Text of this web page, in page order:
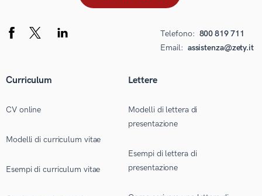
Telefono: 800 819 711
Email: assistenza@zety.it
Curriculum
CV online
Modelli di curriculum vitae
Esempi di curriculum vitae
Lettere
Modelli di lettera di
presentazione
Esempi di lettera di
presentazione